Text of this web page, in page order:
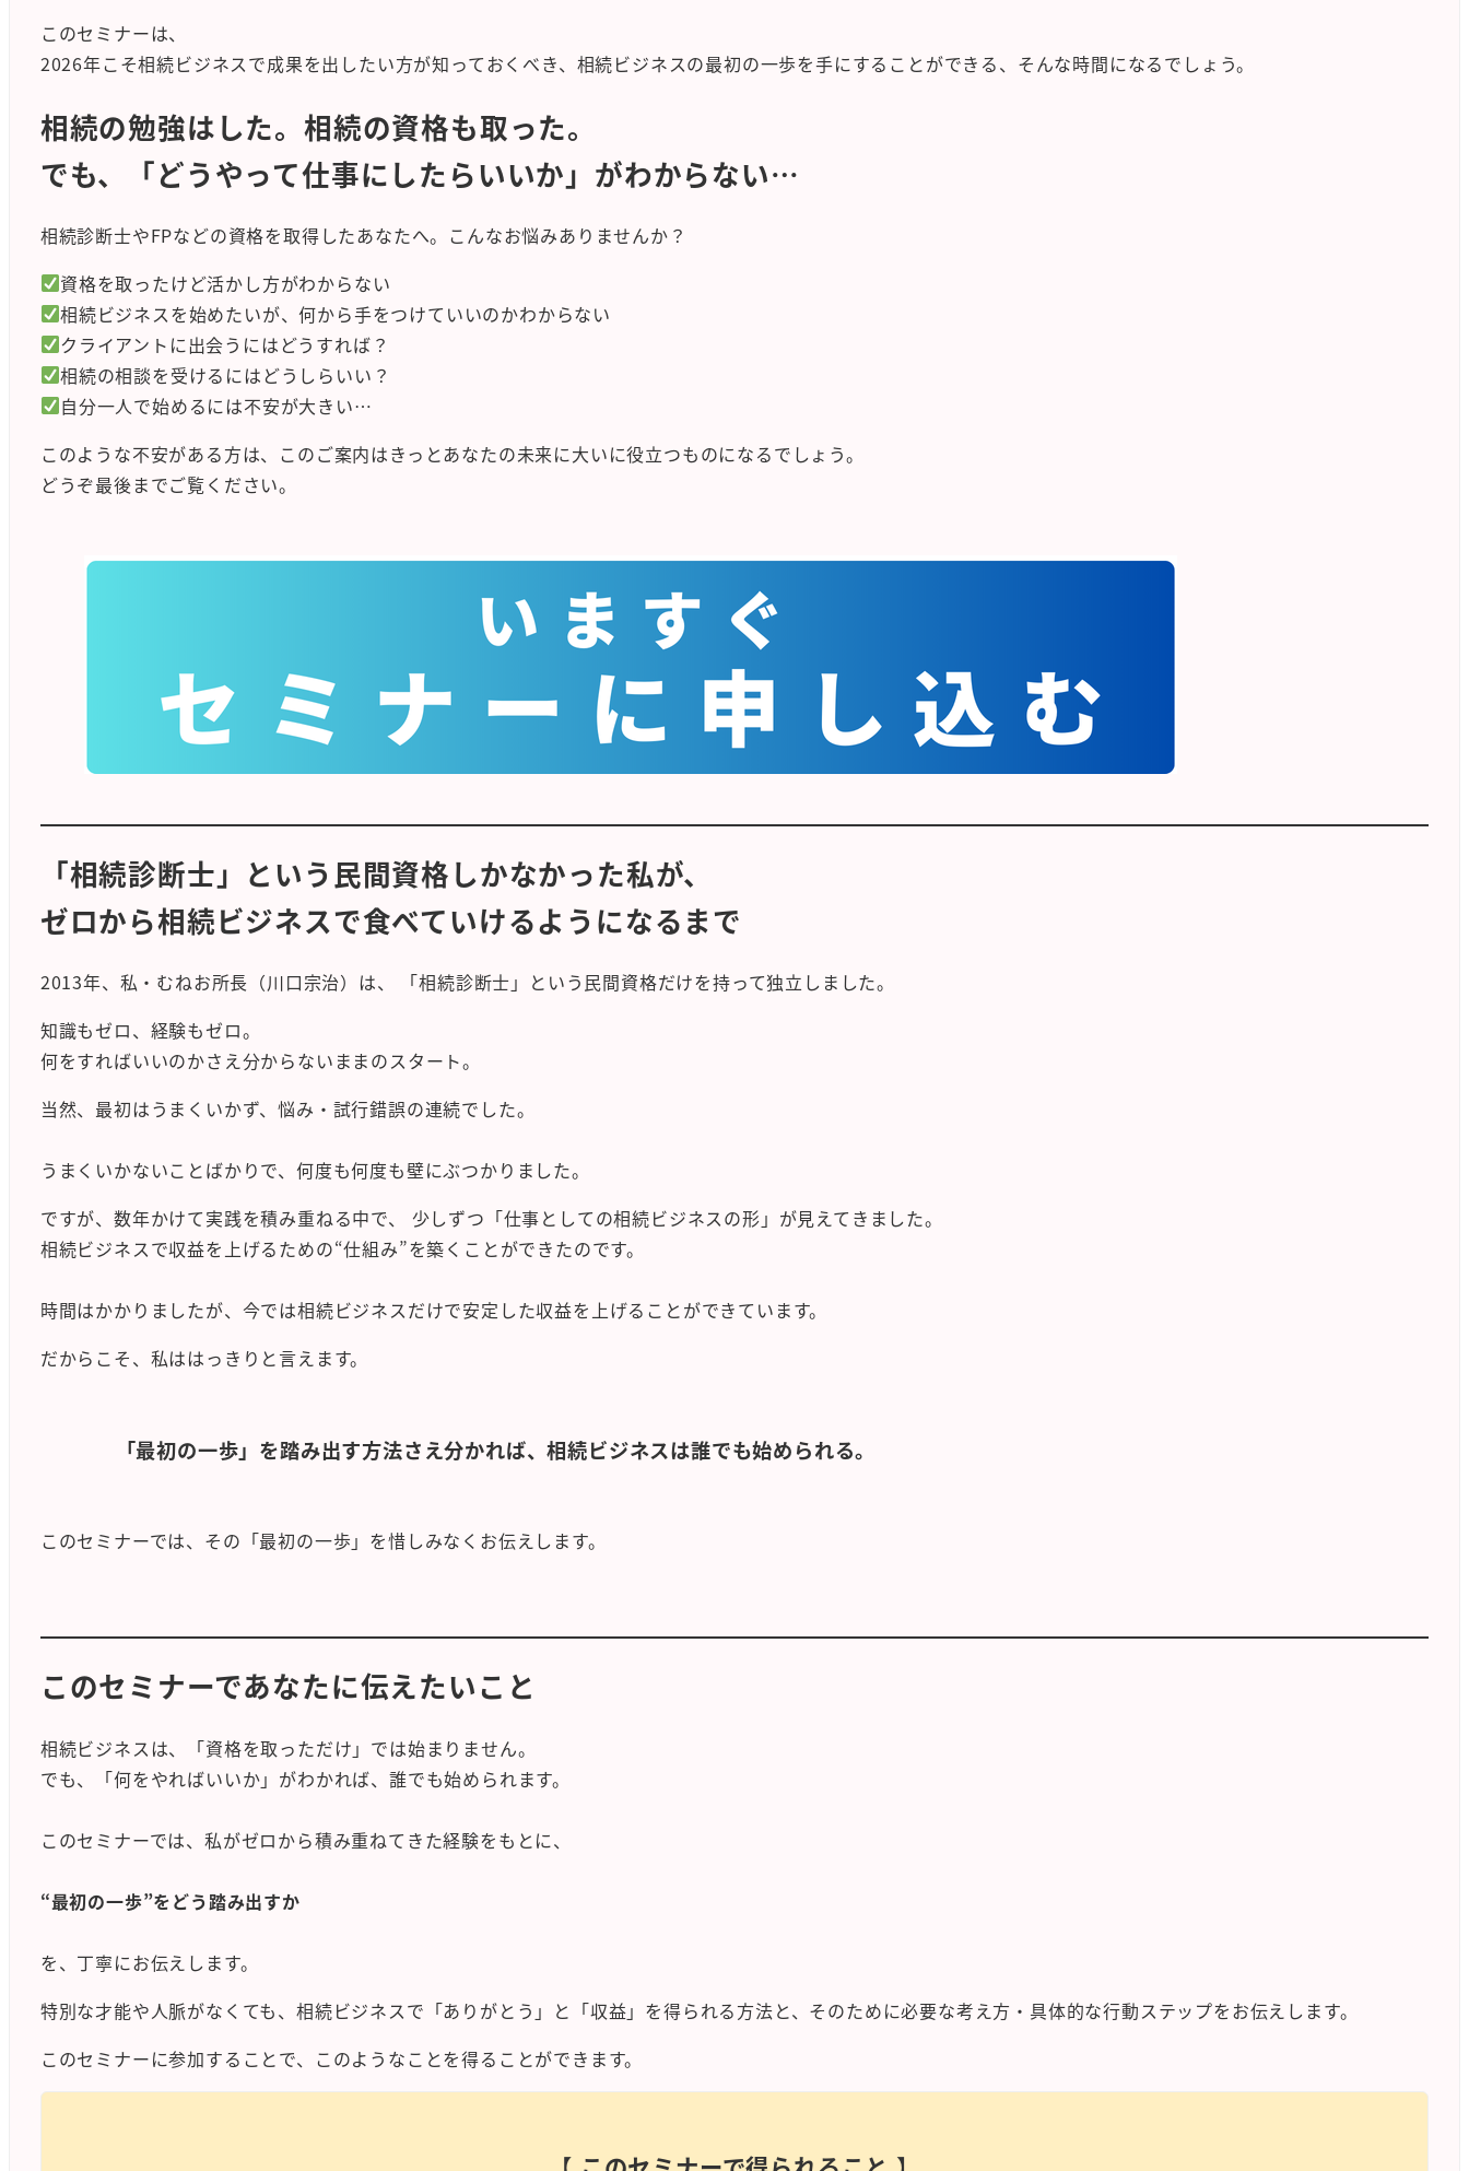
このセミナーは、
2026年こそ相続ビジネスで成果を出したい方が知っておくべき、相続ビジネスの最初の一歩を手にすることができる、そんな時間になるでしょう。
相続の勉強はした。相続の資格も取った。
でも、「どうやって仕事にしたらいいか」がわからない…
相続診断士やFPなどの資格を取得したあなたへ。こんなお悩みありませんか？
資格を取ったけど活かし方がわからない
相続ビジネスを始めたいが、何から手をつけていいのかわからない
クライアントに出会うにはどうすれば？
相続の相談を受けるにはどうしらいい？
自分一人で始めるには不安が大きい…
このような不安がある方は、このご案内はきっとあなたの未来に大いに役立つものになるでしょう。
どうぞ最後までご覧ください。
「相続診断士」という民間資格しかなかった私が、
ゼロから相続ビジネスで食べていけるようになるまで
2013年、私・むねお所長（川口宗治）は、 「相続診断士」という民間資格だけを持って独立しました。
知識もゼロ、経験もゼロ。
何をすればいいのかさえ分からないままのスタート。
当然、最初はうまくいかず、悩み・試行錯誤の連続でした。
うまくいかないことばかりで、何度も何度も壁にぶつかりました。
ですが、数年かけて実践を積み重ねる中で、 少しずつ「仕事としての相続ビジネスの形」が見えてきました。
相続ビジネスで収益を上げるための“仕組み”を築くことができたのです。
時間はかかりましたが、今では相続ビジネスだけで安定した収益を上げることができています。
だからこそ、私ははっきりと言えます。
「最初の一歩」を踏み出す方法さえ分かれば、相続ビジネスは誰でも始められる。
このセミナーでは、その「最初の一歩」を惜しみなくお伝えします。
このセミナーであなたに伝えたいこと
相続ビジネスは、「資格を取っただけ」では始まりません。
でも、「何をやればいいか」がわかれば、誰でも始められます。
このセミナーでは、私がゼロから積み重ねてきた経験をもとに、
“最初の一歩”をどう踏み出すか
を、丁寧にお伝えします。
特別な才能や人脈がなくても、相続ビジネスで「ありがとう」と「収益」を得られる方法と、そのために必要な考え方・具体的な行動ステップをお伝えします。
このセミナーに参加することで、このようなことを得ることができます。